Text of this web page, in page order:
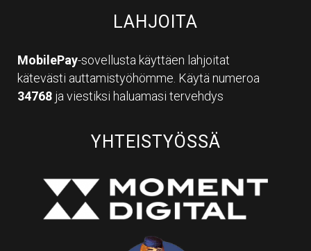
LAHJOITA
MobilePay-sovellusta käyttäen lahjoitat
kätevästi auttamistyöhömme. Käytä numeroa
34768 ja viestiksi haluamasi tervehdys
YHTEISTYÖSSÄ